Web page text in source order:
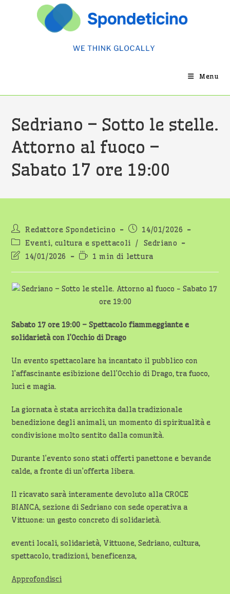
Menu
Sedriano – Sotto le stelle.
Attorno al fuoco –
Sabato 17 ore 19:00
Autore
dell'articolo:
Redattore Spondeticino
Articolo
pubblicato:
14/01/2026
Categoria
dell'articolo:
Eventi, cultura e spettacoli /
Sedriano
Ultima
dell'articolo:
14/01/2026
Tempo
lettura:
1 min di lettura
Sabato 17 ore 19:00 – Spettacolo fiammeggiante e
solidarietà con l’Occhio di Drago
Un evento spettacolare ha incantato il pubblico con
l’affascinante esibizione dell’Occhio di Drago, tra fuoco,
luci e magia.
La giornata è stata arricchita dalla tradizionale
benedizione degli animali, un momento di spiritualità e
condivisione molto sentito dalla comunità.
Durante l’evento sono stati offerti panettone e bevande
calde, a fronte di un’offerta libera.
Il ricavato sarà interamente devoluto alla CROCE
BIANCA, sezione di Sedriano con sede operativa a
Vittuone: un gesto concreto di solidarietà.
eventi locali, solidarietà, Vittuone, Sedriano, cultura,
spettacolo, tradizioni, beneficenza,
Approfondisci